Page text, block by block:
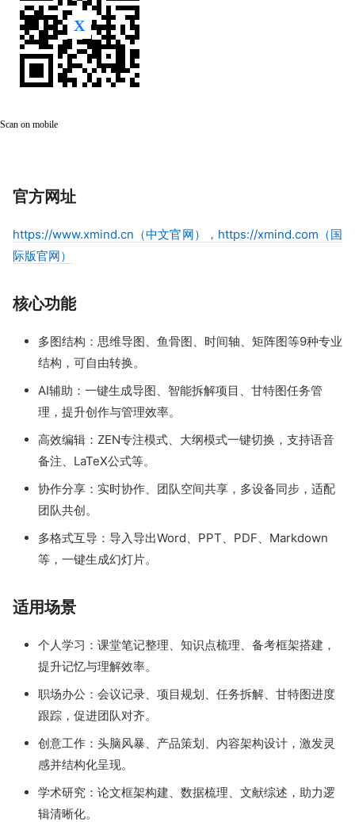
Scan on mobile
官方网址
https://www.xmind.cn（中文官网），https://xmind.com（国
际版官网）
核心功能
多图结构：思维导图、鱼骨图、时间轴、矩阵图等9种专业
结构，可自由转换。
AI辅助：一键生成导图、智能拆解项目、甘特图任务管
理，提升创作与管理效率。
高效编辑：ZEN专注模式、大纲模式一键切换，支持语音
备注、LaTeX公式等。
协作分享：实时协作、团队空间共享，多设备同步，适配
团队共创。
多格式互导：导入导出Word、PPT、PDF、Markdown
等，一键生成幻灯片。
适用场景
个人学习：课堂笔记整理、知识点梳理、备考框架搭建，
提升记忆与理解效率。
职场办公：会议记录、项目规划、任务拆解、甘特图进度
跟踪，促进团队对齐。
创意工作：头脑风暴、产品策划、内容架构设计，激发灵
感并结构化呈现。
学术研究：论文框架构建、数据梳理、文献综述，助力逻
辑清晰化。